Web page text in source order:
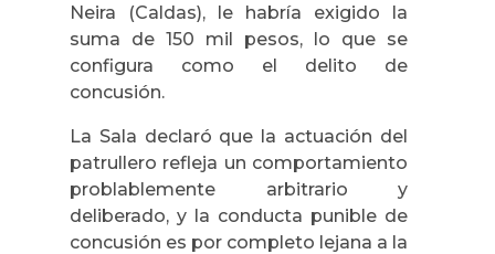
Neira (Caldas), le habría exigido la
suma de 150 mil pesos, lo que se
configura como el delito de
concusión.
La Sala declaró que la actuación del
patrullero refleja un comportamiento
problablemente arbitrario y
deliberado, y la conducta punible de
concusión es por completo lejana a la